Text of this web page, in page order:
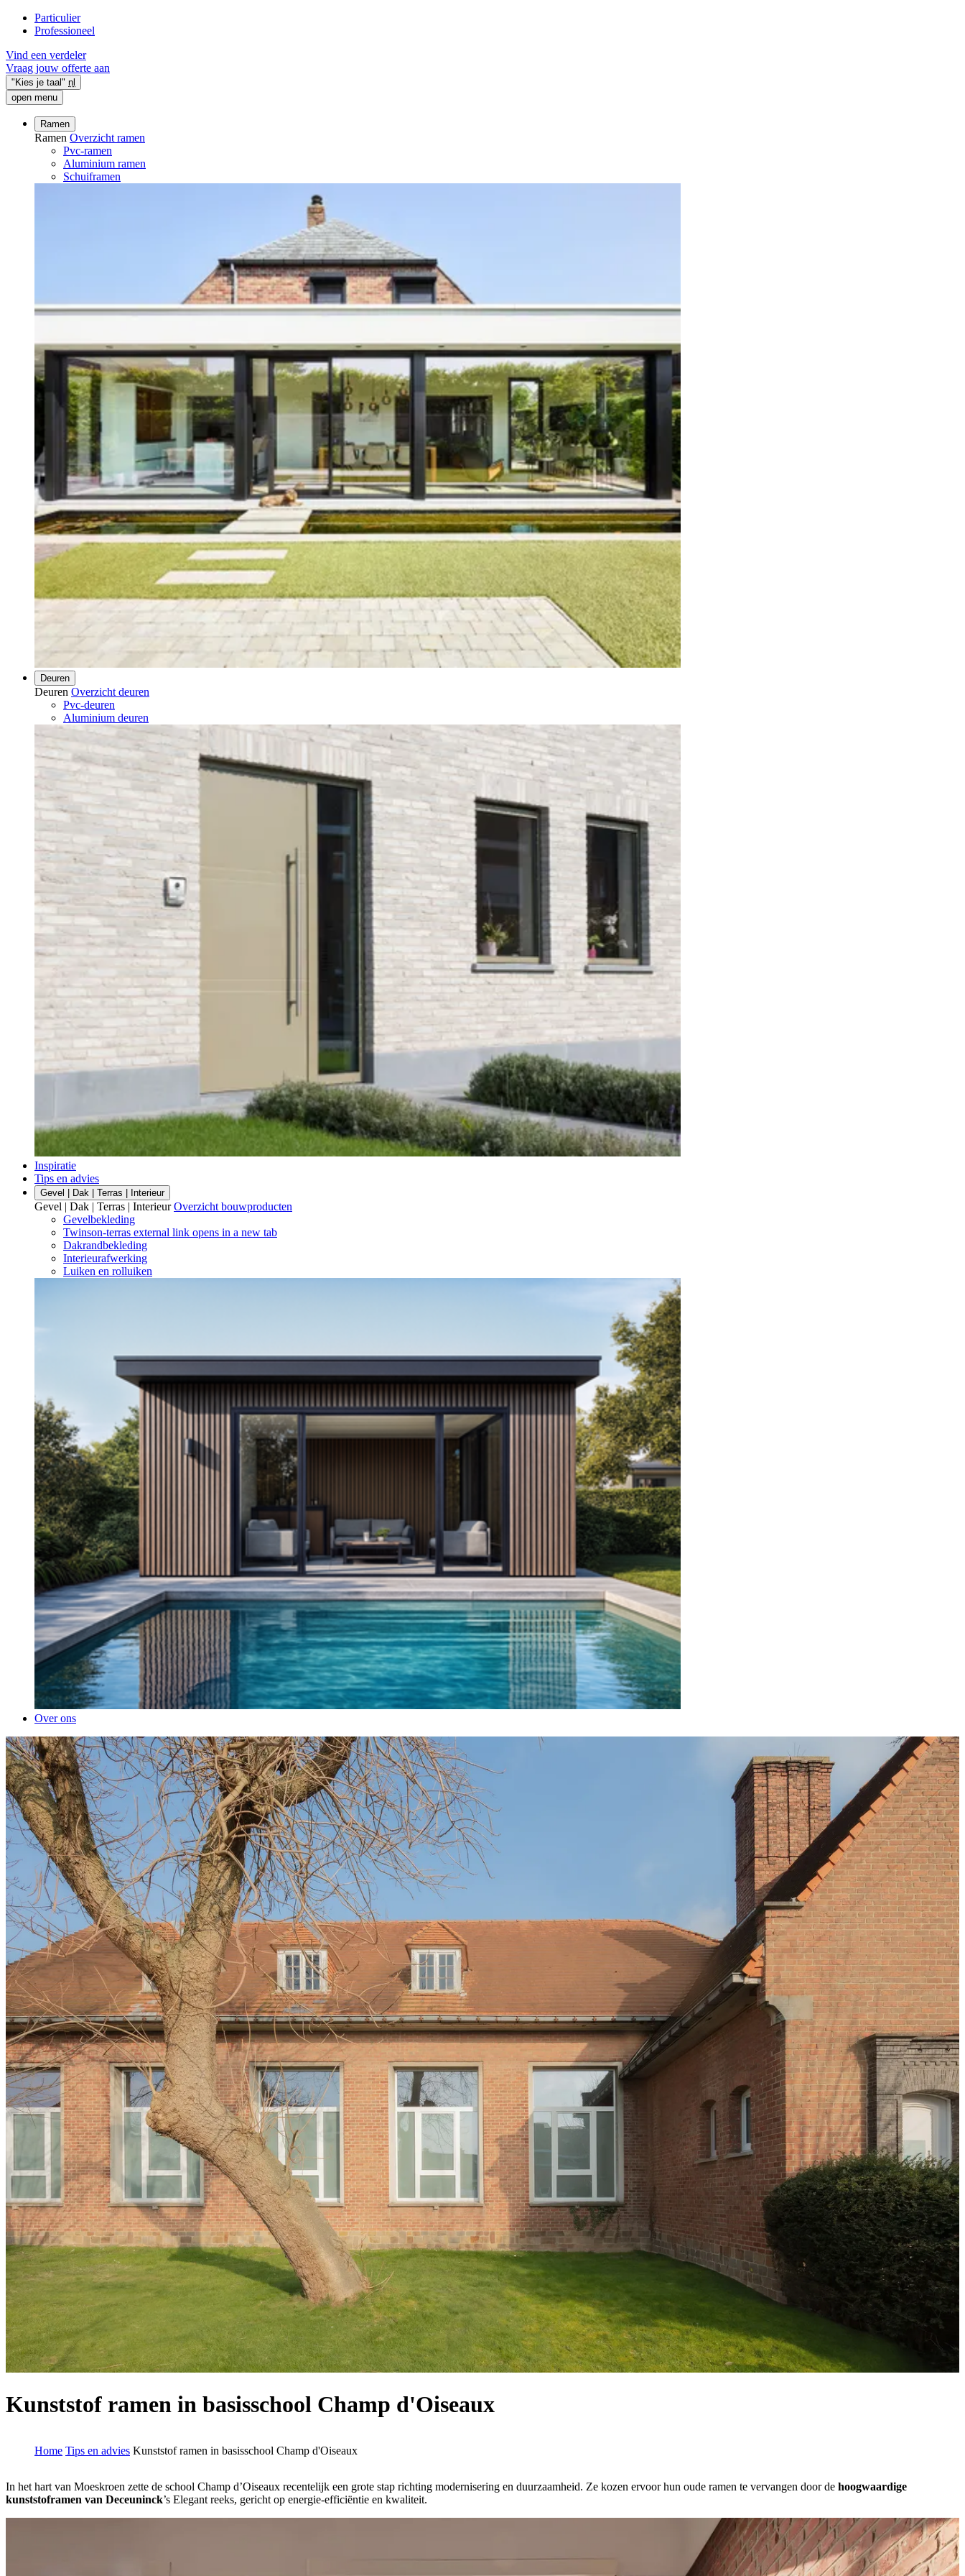
Particulier
Professioneel
Vind een verdeler
Vraag jouw offerte aan
"Kies je taal" nl
open menu
Ramen
Ramen Overzicht ramen
Pvc-ramen
Aluminium ramen
Schuiframen
Deuren
Deuren Overzicht deuren
Pvc-deuren
Aluminium deuren
Inspiratie
Tips en advies
Gevel | Dak | Terras | Interieur
Gevel | Dak | Terras | Interieur Overzicht bouwproducten
Gevelbekleding
Twinson-terras external link opens in a new tab
Dakrandbekleding
Interieurafwerking
Luiken en rolluiken
Over ons
Kunststof ramen in basisschool Champ d'Oiseaux
Home Tips en advies Kunststof ramen in basisschool Champ d'Oiseaux
In het hart van Moeskroen zette de school Champ d’Oiseaux recentelijk een grote stap richting modernisering en duurzaamheid. Ze kozen ervoor hun oude ramen te vervangen door de hoogwaardige
kunststoframen van Deceuninck’s Elegant reeks, gericht op energie-efficiëntie en kwaliteit.